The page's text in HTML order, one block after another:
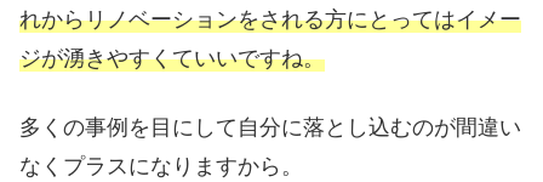
れからリノベーションをされる方にとってはイメー
ジが湧きやすくていいですね。
多くの事例を目にして自分に落とし込むのが間違い
なくプラスになりますから。